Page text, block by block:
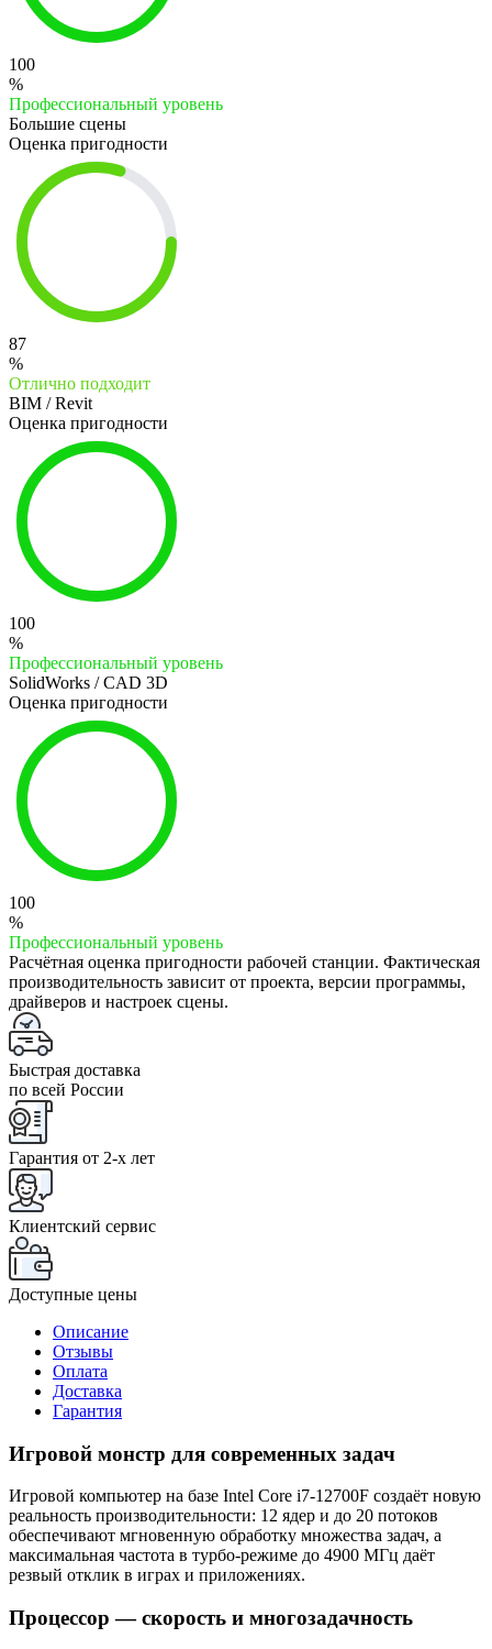
100
%
Профессиональный уровень
Большие сцены
Оценка пригодности
87
%
Отлично подходит
BIM / Revit
Оценка пригодности
100
%
Профессиональный уровень
SolidWorks / CAD 3D
Оценка пригодности
100
%
Профессиональный уровень
Расчётная оценка пригодности рабочей станции. Фактическая
производительность зависит от проекта, версии программы,
драйверов и настроек сцены.
Быстрая доставка
по всей России
Гарантия от 2-x лет
Клиентский сервис
Доступные цены
Описание
Отзывы
Оплата
Доставка
Гарантия
Игровой монстр для современных задач
Игровой компьютер на базе Intel Core i7-12700F создаёт новую
реальность производительности: 12 ядер и до 20 потоков
обеспечивают мгновенную обработку множества задач, а
максимальная частота в турбо‑режиме до 4900 МГц даёт
резвый отклик в играх и приложениях.
Процессор — скорость и многозадачность